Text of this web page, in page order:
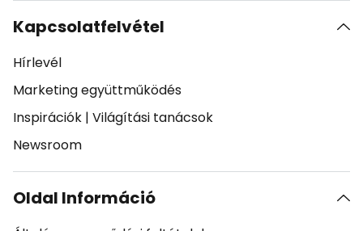
Kapcsolatfelvétel
Hírlevél
Marketing együttműködés
Inspirációk | Világítási tanácsok
Newsroom
Oldal Információ